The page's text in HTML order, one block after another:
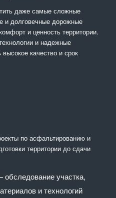
даже самые сложные
и долговечные дорожные
и ценность территории.
и надежные
качество и срок
по асфальтированию и
территории до сдачи
участка,
и технологий